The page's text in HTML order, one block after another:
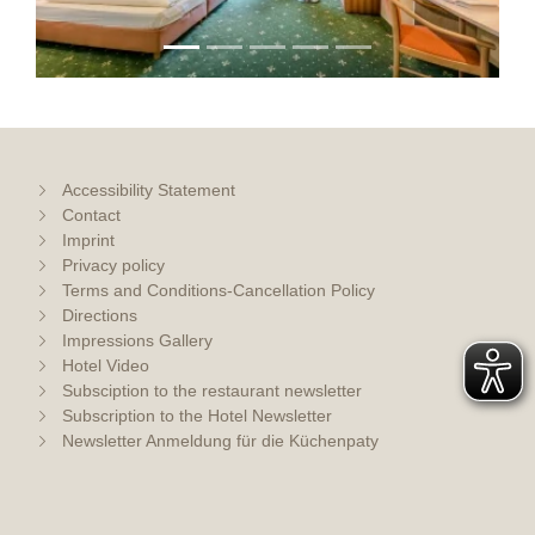
Accessibility Statement
Contact
Imprint
Privacy policy
Terms and Conditions-Cancellation Policy
Directions
Impressions Gallery
Hotel Video
Subsciption to the restaurant newsletter
Subscription to the Hotel Newsletter
Newsletter Anmeldung für die Küchenpaty